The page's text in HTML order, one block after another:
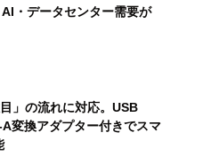
・データセンター需要が
」の流れに対応。USB
変換アダプター付きでスマ